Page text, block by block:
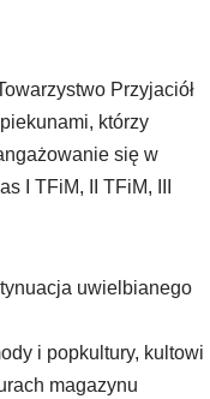
Przyjaciół
którzy
się w
I TFiM, II TFiM, III
uwielbianego
i popkultury, kultowi
magazynu